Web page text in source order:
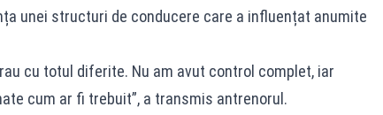
unei structuri de conducere care a influențat anumite
cu totul diferite. Nu am avut control complet, iar
cum ar fi trebuit”, a transmis antrenorul.